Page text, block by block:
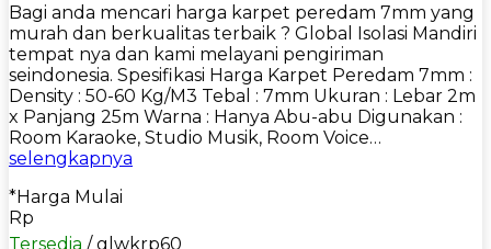
Bagi anda mencari harga karpet peredam 7mm yang
murah dan berkualitas terbaik ? Global Isolasi Mandiri
tempat nya dan kami melayani pengiriman
seindonesia. Spesifikasi Harga Karpet Peredam 7mm :
Density : 50-60 Kg/M3 Tebal : 7mm Ukuran : Lebar 2m
x Panjang 25m Warna : Hanya Abu-abu Digunakan :
Room Karaoke, Studio Musik, Room Voice…
selengkapnya
*Harga Mulai
Rp
Tersedia / glwkrp60